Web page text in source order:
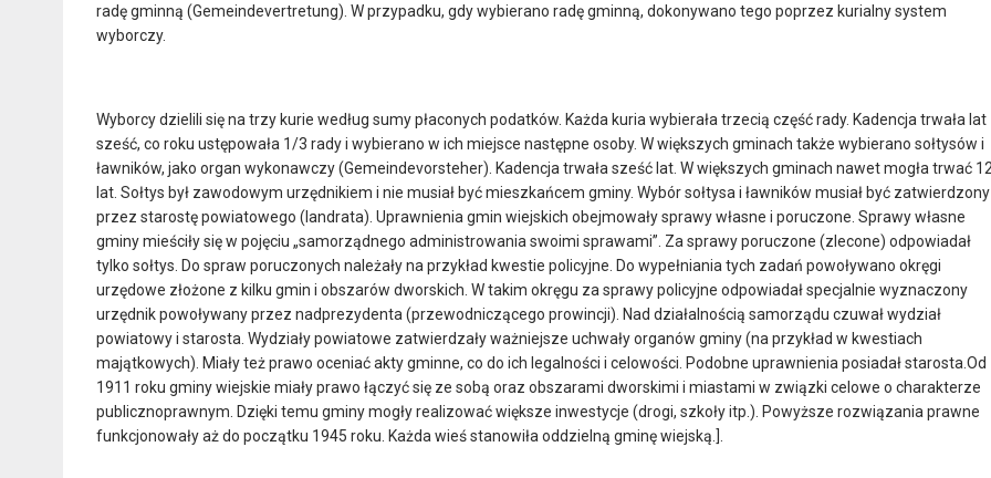
radę gminną (Gemeindevertretung). W przypadku, gdy wybierano radę gminną, dokonywano tego poprzez kurialny system
wyborczy.
Wyborcy dzielili się na trzy kurie według sumy płaconych podatków. Każda kuria wybierała trzecią część rady. Kadencja trwała lat
sześć, co roku ustępowała 1/3 rady i wybierano w ich miejsce następne osoby. W większych gminach także wybierano sołtysów i
ławników, jako organ wykonawczy (Gemeindevorsteher). Kadencja trwała sześć lat. W większych gminach nawet mogła trwać
lat. Sołtys był zawodowym urzędnikiem i nie musiał być mieszkańcem gminy. Wybór sołtysa i ławników musiał być zatwierdzony
przez starostę powiatowego (landrata). Uprawnienia gmin wiejskich obejmowały sprawy własne i poruczone. Sprawy własne
gminy mieściły się w pojęciu „samorządnego administrowania swoimi sprawami”. Za sprawy poruczone (zlecone) odpowiadał
tylko sołtys. Do spraw poruczonych należały na przykład kwestie policyjne. Do wypełniania tych zadań powoływano okręgi
urzędowe złożone z kilku gmin i obszarów dworskich. W takim okręgu za sprawy policyjne odpowiadał specjalnie wyznaczony
urzędnik powoływany przez nadprezydenta (przewodniczącego prowincji). Nad działalnością samorządu czuwał wydział
powiatowy i starosta. Wydziały powiatowe zatwierdzały ważniejsze uchwały organów gminy (na przykład w kwestiach
majątkowych). Miały też prawo oceniać akty gminne, co do ich legalności i celowości. Podobne uprawnienia posiadał starosta.Od
1911 roku gminy wiejskie miały prawo łączyć się ze sobą oraz obszarami dworskimi i miastami w związki celowe o charakterze
publicznoprawnym. Dzięki temu gminy mogły realizować większe inwestycje (drogi, szkoły itp.). Powyższe rozwiązania prawne
funkcjonowały aż do początku 1945 roku. Każda wieś stanowiła oddzielną gminę wiejską.].